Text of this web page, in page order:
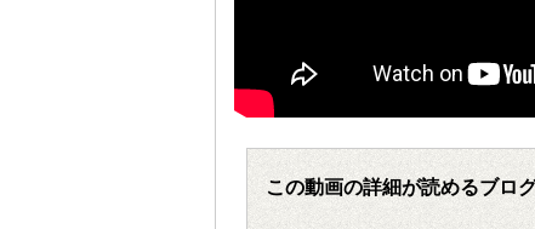
この動画の詳細が読めるブロ